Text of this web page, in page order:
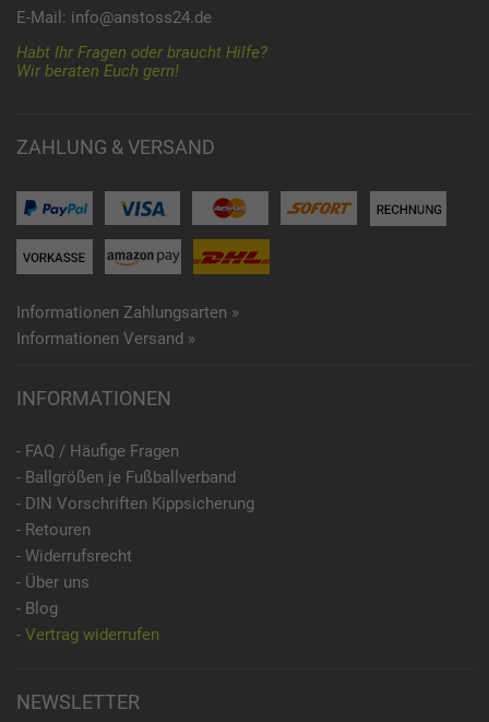
E-Mail: info@anstoss24.de
Habt Ihr Fragen oder braucht Hilfe?
Wir beraten Euch gern!
ZAHLUNG & VERSAND
Informationen Zahlungsarten »
Informationen Versand »
INFORMATIONEN
- FAQ / Häufige Fragen
- Ballgrößen je Fußballverband
- DIN Vorschriften Kippsicherung
- Retouren
- Widerrufsrecht
- Über uns
- Blog
- Vertrag widerrufen
NEWSLETTER